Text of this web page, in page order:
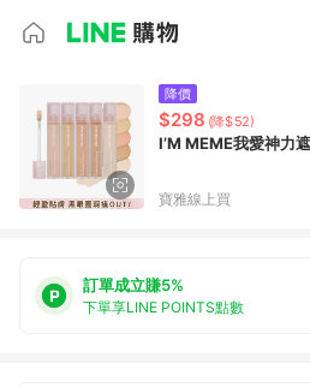
降價
$298 (降$52)
I’M MEME我愛神力
寶雅線上買
訂單成立賺5%
下單享LINE POINTS點數